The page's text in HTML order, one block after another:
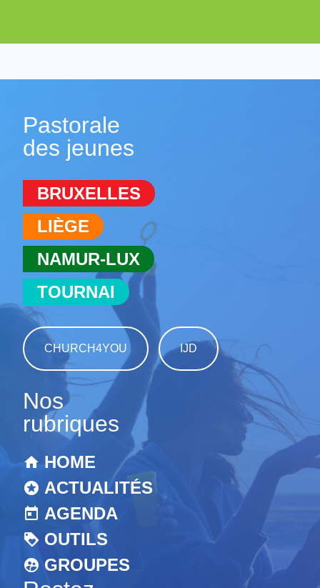
Pastorale
des jeunes
BRUXELLES
LIÈGE
NAMUR-LUX
TOURNAI
CHURCH4YOU IJD
Nos
rubriques
HOME
ACTUALITÉS
AGENDA
OUTILS
GROUPES